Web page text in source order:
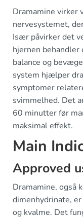
Dramamine virker
nervesystemet,
Især påvirker det
hjernen
balance og
system hjælper
symptomer
svimmelhed. Det
60 minutter før
maksimal effekt.
Main
Approved
Dramamine, også
dimenhydrinate,
og kvalme. Det